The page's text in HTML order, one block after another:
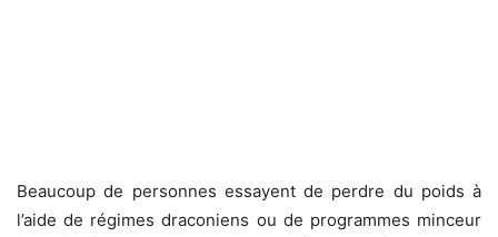
Beaucoup de personnes essayent de perdre du poids à
l’aide de régimes draconiens ou de programmes minceur